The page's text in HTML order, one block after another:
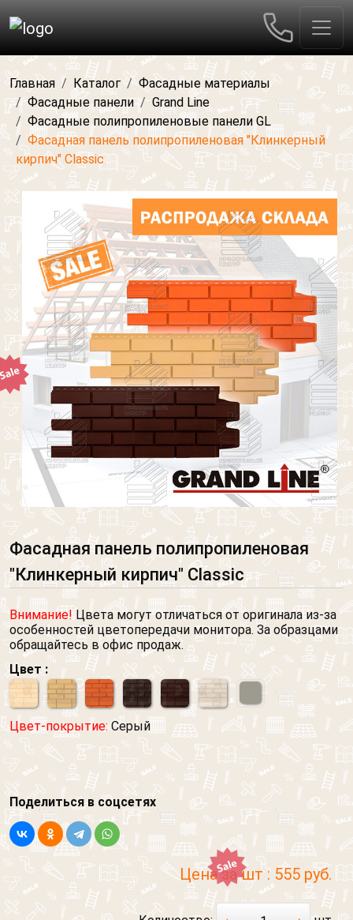
Главная Каталог
Фасадные материалы
Фасадные панели
Grand Line
Фасадные полипропиленовые панели GL
Фасадная панель полипропиленовая "Клинкерный
кирпич" Classic
Фасадная панель полипропиленовая
"Клинкерный кирпич" Classic
Внимание!Цвета могут отличаться от оригинала из-за
особенностей цветопередачи монитора. За образцами
обращайтесь в офис продаж.
Цвет :
Цвет-покрытие: Серый
Поделиться в соцсетях
Цена за шт : 555 руб.